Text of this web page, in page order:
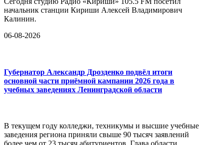
начальник станции Кириши Алексей Владимирович
Калинин.
06-08-2026
Губернатор Александр Дрозденко подвёл итоги
основной части приёмной кампании 2026 года в
учебных заведениях Ленинградской области
В текущем году колледжи, техникумы и высшие учебные
заведения региона приняли свыше 90 тысяч заявлений
более чем от 23 тысяч абитуриентов. Глава области